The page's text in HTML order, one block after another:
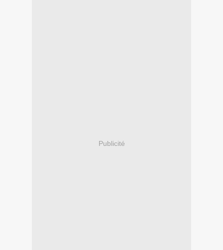
Publicité